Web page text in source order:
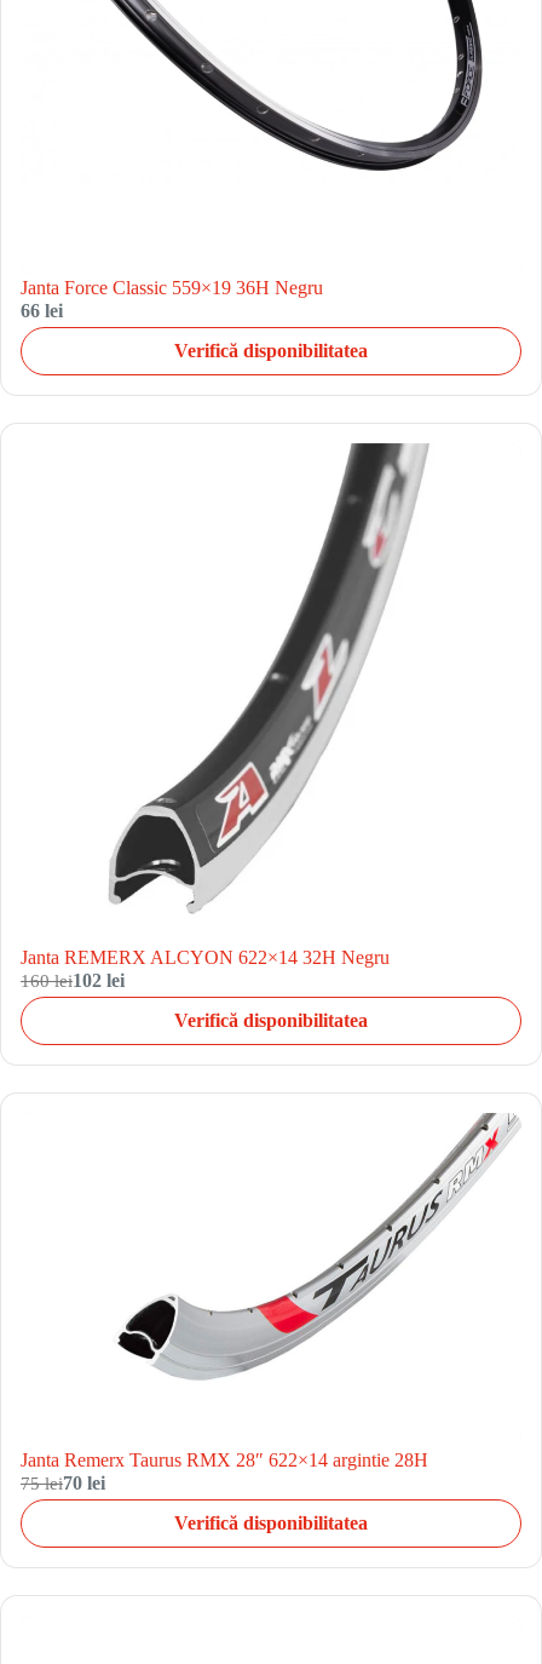
Janta Force Classic 559×19 36H Negru
66 lei
Verifică disponibilitatea
Janta REMERX ALCYON 622×14 32H Negru
160 lei102 lei
Verifică disponibilitatea
Janta Remerx Taurus RMX 28″ 622×14 argintie 28H
75 lei70 lei
Verifică disponibilitatea